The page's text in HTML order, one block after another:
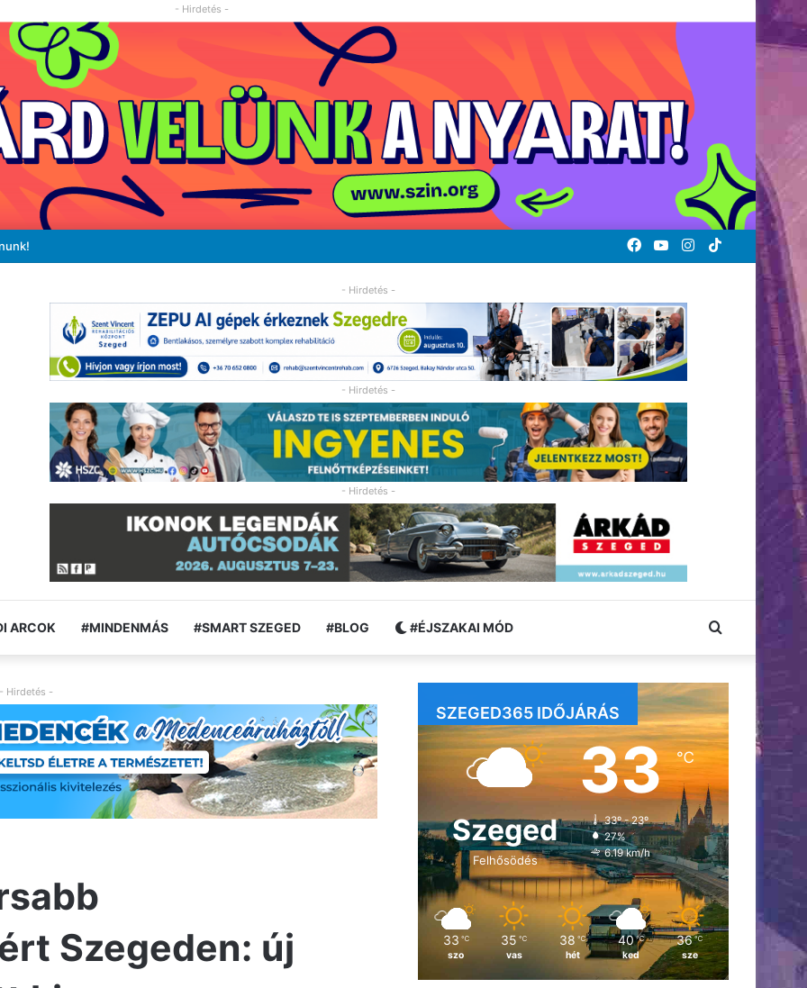
- Hirdetés -
TikTok
Instagram
YouTube
Facebook
- Hirdetés -
- Hirdetés -
- Hirdetés -
ARCOK #MINDENMÁS #SMART SZEGED #BLOG #ÉJSZAKAI MÓD Keresés:
- Hirdetés -
Szegeden: új
SZEGED365 IDŐJÁRÁS
Szeged
Felhősödés
33℃
33º - 23º
27%
6.19 km/h
33 ℃
szo
35 ℃
vas
38 ℃
hét
40 ℃
ked
36 ℃
sze